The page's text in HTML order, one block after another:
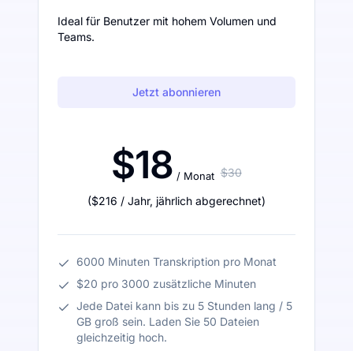
Ideal für Benutzer mit hohem Volumen und
Teams.
Jetzt abonnieren
$18 / Monat $30
($216 / Jahr, jährlich abgerechnet)
6000 Minuten Transkription pro Monat
$20 pro 3000 zusätzliche Minuten
Jede Datei kann bis zu 5 Stunden lang / 5
GB groß sein. Laden Sie 50 Dateien
gleichzeitig hoch.